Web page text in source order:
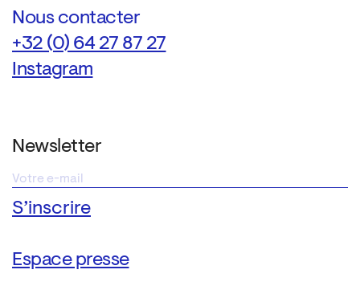
Nous contacter
+32 (0) 64 27 87 27
Instagram
Newsletter
Espace presse